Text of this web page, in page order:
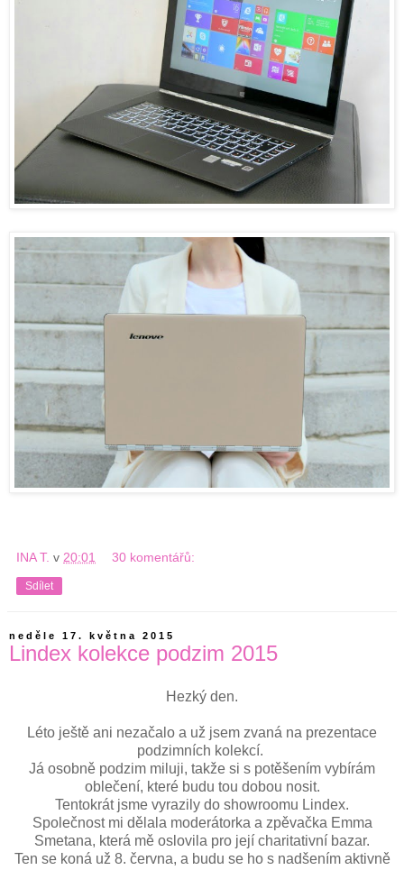
INA T. v 20:01 30 komentářů:
Sdílet
neděle 17. května 2015
Lindex kolekce podzim 2015
Hezký den.
Léto ještě ani nezačalo a už jsem zvaná na prezentace
podzimních kolekcí.
Já osobně podzim miluji, takže si s potěšením vybírám
oblečení, které budu tou dobou nosit.
Tentokrát jsme vyrazily do showroomu Lindex.
Společnost mi dělala moderátorka a zpěvačka Emma
Smetana, která mě oslovila pro její charitativní bazar.
Ten se koná už 8. června, a budu se ho s nadšením aktivně